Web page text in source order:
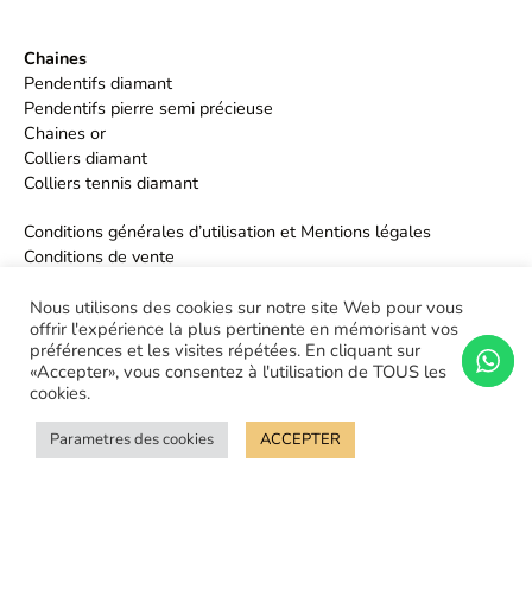
Chaines
Pendentifs diamant
Pendentifs pierre semi précieuse
Chaines or
Colliers diamant
Colliers tennis diamant
Conditions générales d’utilisation et Mentions légales
Conditions de vente
Nous utilisons des cookies sur notre site Web pour vous
offrir l'expérience la plus pertinente en mémorisant vos
préférences et les visites répétées. En cliquant sur
«Accepter», vous consentez à l'utilisation de TOUS les
cookies.
Parametres des cookies ACCEPTER